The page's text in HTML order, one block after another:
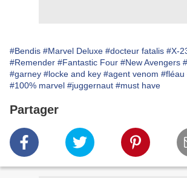
#Bendis #Marvel Deluxe #docteur fatalis #X-
#Remender #Fantastic Four #New Avengers
#garney #locke and key #agent venom #fléau
#100% marvel #juggernaut #must have
Partager